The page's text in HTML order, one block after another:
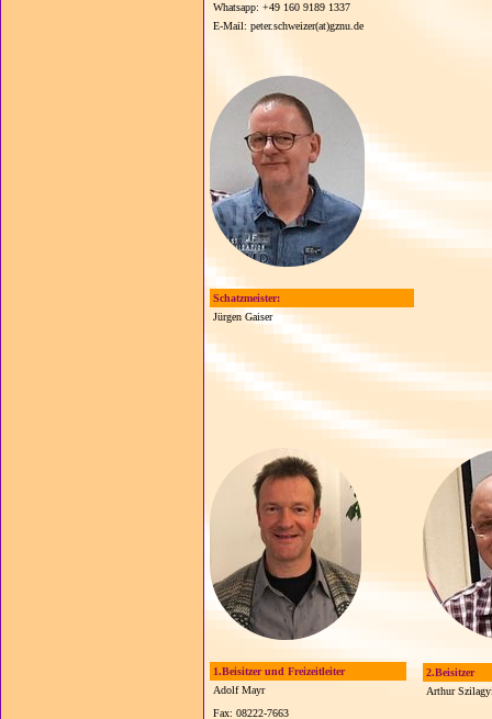
Whatsapp: +49 160 9189 1337
E-Mail: peter.schweizer(at)gznu.de
Schatzmeister:
Jürgen Gaiser
1.Beisitzer und Freizeitleiter
Adolf Mayr
Fax: 08222-7663
2.Beisitzer
Arthur